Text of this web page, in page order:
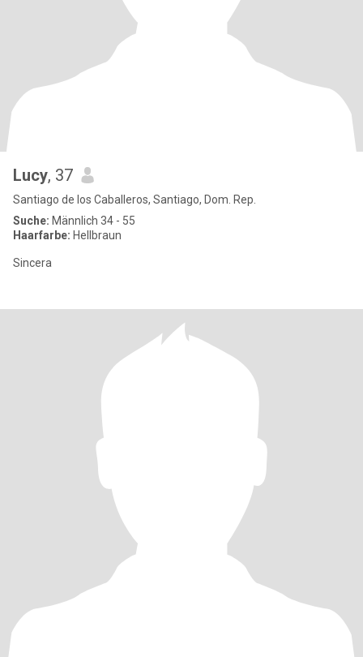
Lucy, 37
Santiago de los Caballeros, Santiago, Dom. Rep.
Suche: Männlich 34 - 55
Haarfarbe: Hellbraun
Sincera